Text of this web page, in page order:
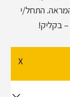
התחל/י
בקליק!
X